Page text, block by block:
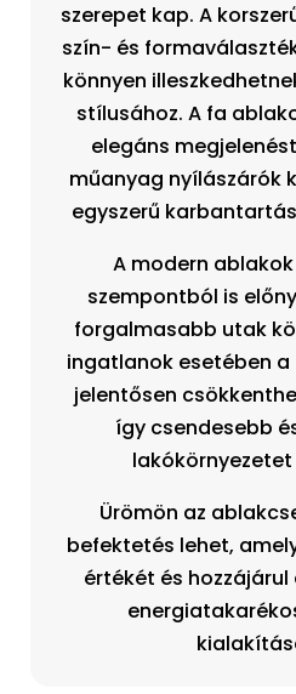
szerepet kap. A
szín- és
könnyen
stílusához. A fa
elegáns
műanyag nyílászárók
egyszerű
A modern
szempontból is
forgalmasabb utak
ingatlanok esetében a
jelentősen
így csendesebb
Ürömön az
befektetés lehet,
értékét és